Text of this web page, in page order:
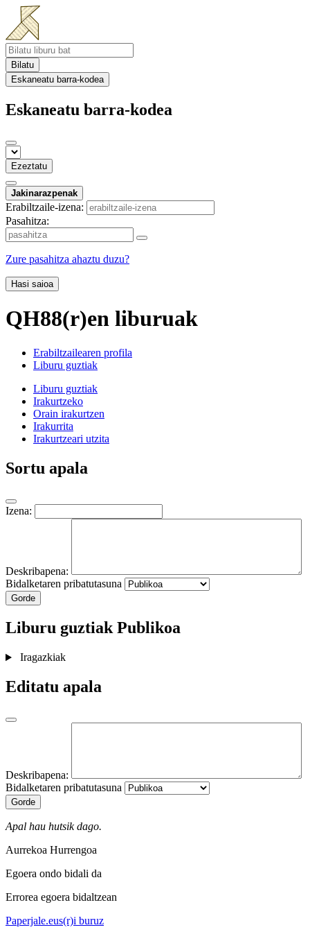
Bilatu
Eskaneatu barra-kodea
Eskaneatu barra-kodea
Ezeztatu
Jakinarazpenak
Erabiltzaile-izena:
Pasahitza:
Zure pasahitza ahaztu duzu?
Hasi saioa
QH88(r)en liburuak
Erabiltzailearen profila
Liburu guztiak
Liburu guztiak
Irakurtzeko
Orain irakurtzen
Irakurrita
Irakurtzeari utzita
Sortu apala
Izena:
Deskribapena:
Bidalketaren pribatutasuna
Gorde
Liburu guztiakPublikoa
Iragazkiak
Editatu apala
Deskribapena:
Bidalketaren pribatutasuna
Gorde
Apal hau hutsik dago.
Aurrekoa Hurrengoa
Egoera ondo bidali da
Errorea egoera bidaltzean
Paperjale.eus(r)i buruz